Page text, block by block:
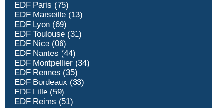
EDF Paris (75)
EDF Marseille (13)
EDF Lyon (69)
EDF Toulouse (31)
EDF Nice (06)
EDF Nantes (44)
EDF Montpellier (34)
EDF Rennes (35)
EDF Bordeaux (33)
EDF Lille (59)
EDF Reims (51)